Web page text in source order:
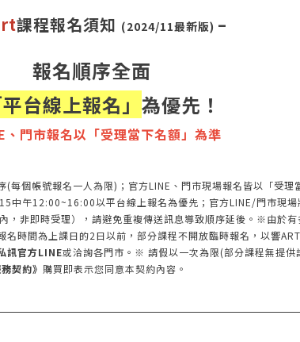
課程報名須知 (2024/11最新版) –
報名順序全面
平台線上報名」 為優先！
、門市報名以「受理當下名額」為準
個帳號報名一人為限)；官方LINE、門市現場報名皆以「受理
午12:00~16:00以平台線上報名為優先；官方LINE/門市現
，非即時受理），請避免重複傳送訊息導致順序延後。※由於
時間為上課日的2日以前，部分課程不開放臨時報名，以響
訊官方LINE或洽詢各門市。※ 請假以一次為限(部分課程無提供
契約》 購買即表示您同意本契約內容。